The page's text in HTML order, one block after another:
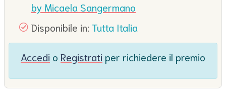
by Micaela Sangermano
Disponibile in: Tutta Italia
Accedi o Registrati per richiedere il premio